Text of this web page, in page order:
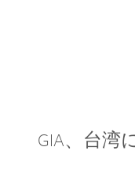
GIA、台湾